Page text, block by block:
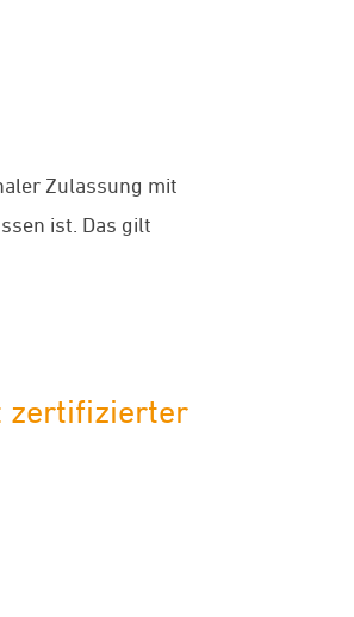
Zulassung mit
ist. Das gilt
zertifizierter